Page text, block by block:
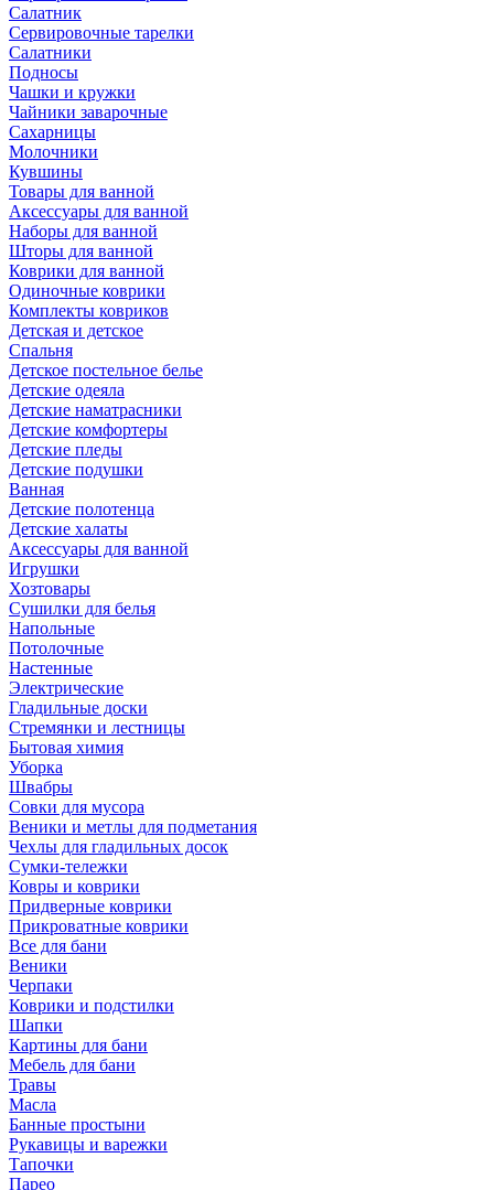
Салатник
Сервировочные тарелки
Салатники
Подносы
Чашки и кружки
Чайники заварочные
Сахарницы
Молочники
Кувшины
Товары для ванной
Аксессуары для ванной
Наборы для ванной
Шторы для ванной
Коврики для ванной
Одиночные коврики
Комплекты ковриков
Детская и детское
Спальня
Детское постельное белье
Детские одеяла
Детские наматрасники
Детские комфортеры
Детские пледы
Детские подушки
Ванная
Детские полотенца
Детские халаты
Аксессуары для ванной
Игрушки
Хозтовары
Сушилки для белья
Напольные
Потолочные
Настенные
Электрические
Гладильные доски
Стремянки и лестницы
Бытовая химия
Уборка
Швабры
Совки для мусора
Веники и метлы для подметания
Чехлы для гладильных досок
Сумки-тележки
Ковры и коврики
Придверные коврики
Прикроватные коврики
Все для бани
Веники
Черпаки
Коврики и подстилки
Шапки
Картины для бани
Мебель для бани
Травы
Масла
Банные простыни
Рукавицы и варежки
Тапочки
Парео